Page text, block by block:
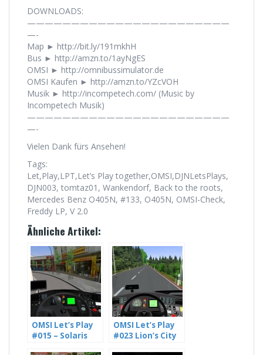
DOWNLOADS:
———————————————————————
—-
Map ► http://bit.ly/191mkhH
Bus ► http://amzn.to/1ayNgES
OMSI ► http://omnibussimulator.de
OMSI Kaufen ► http://amzn.to/YZcVOH
Musik ► http://incompetech.com/ (Music by
Incompetech Musik)
———————————————————————
—-
Vielen Dank fürs Ansehen!
Tags:
Let,Play,LPT,Let’s Play together,OMSI,DJNLetsPlays,
DJN003, tomtaz01, Wankendorf, Back to the roots,
Mercedes Benz O405N, #133, O405N, OMSI-Check,
Freddy LP, V 2.0
Ähnliche Artikel:
OMSI Let’s Play
#015 – Solaris
OMSI Let’s Play
#023 Lion’s City